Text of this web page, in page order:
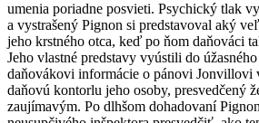
umenia poriadne posvieti. Psychický tlak
a vystrašený Pignon si predstavoval aký
jeho krstného otca, keď po ňom daňováci
Jeho vlastné predstavy vyústili do
daňovákovi informácie o pánovi Jonvillovi
daňovú kontorlu jeho osoby, presvedčený
zaujímavým. Po dlhšom dohadovaní